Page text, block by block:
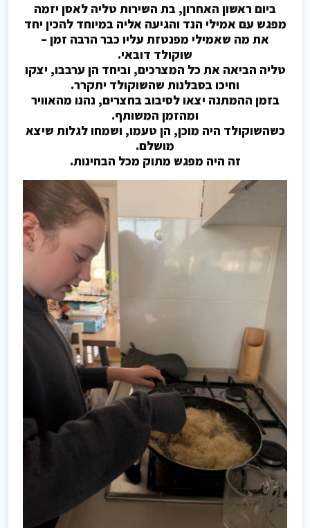
ביום ראשון האחרון, בת השירות טליה לאסן יזמה
מפגש עם אמילי הנד והגיעה אליה במיוחד להכין יחד
את מה שאמילי מפנטזת עליו כבר הרבה זמן –
שוקולד דובאי.
טליה הביאה את כל המצרכים, וביחד הן ערבבו, יצקו
וחיכו בסבלנות שהשוקולד יתקרר.
בזמן ההמתנה יצאו לסיבוב בחצרים, נהנו מהאוויר
ומהזמן המשותף.
כשהשוקולד היה מוכן, הן טעמו, ושמחו לגלות שיצא
מושלם.
זה היה מפגש מתוק מכל הבחינות.